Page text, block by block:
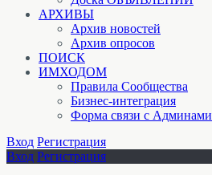
АРХИВЫ
Архив новостей
Архив опросов
ПОИСК
ИМХОДОМ
Правила Сообщества
Бизнес-интеграция
Форма связи с Админами
Вход Регистрация
Вход Регистрация